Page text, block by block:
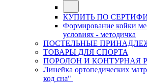
КУПИТЬ ПО
Формирование койки
условиях - методичка
ПОСТЕЛЬНЫЕ
ТОВАРЫ ДЛЯ СПОРТА
ПОРОЛОН И КОНТУРНАЯ
Линейка ортопедических
код сна"